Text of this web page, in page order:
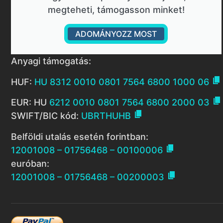
megteheti, támogasson minket!
ADOMÁNYOZZ MOST
Anyagi támogatás:
HUF: HU 8312 0010 0801 7564 6800 1000 06 
EUR: HU 6212 0010 0801 7564 6800 2000 03 
SWIFT/BIC kód: UBRTHUHB 
Belföldi utalás esetén forintban:
12001008 – 01756468 – 00100006 
euróban:
12001008 – 01756468 – 00200003 